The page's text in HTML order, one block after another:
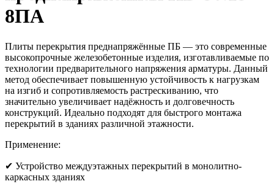
8ПА
Плиты перекрытия преднапряжённые ПБ — это современные
высокопрочные железобетонные изделия, изготавливаемые по
технологии предварительного напряжения арматуры. Данный
метод обеспечивает повышенную устойчивость к нагрузкам
на изгиб и сопротивляемость растрескиванию, что
значительно увеличивает надёжность и долговечность
конструкций. Идеально подходят для быстрого монтажа
перекрытий в зданиях различной этажности.
Применение:
✔ Устройство междуэтажных перекрытий в монолитно-
каркасных зданиях